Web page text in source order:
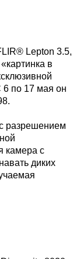
Lepton 3.5,
в
6 по 17 мая он
разрешением
камера с
диких